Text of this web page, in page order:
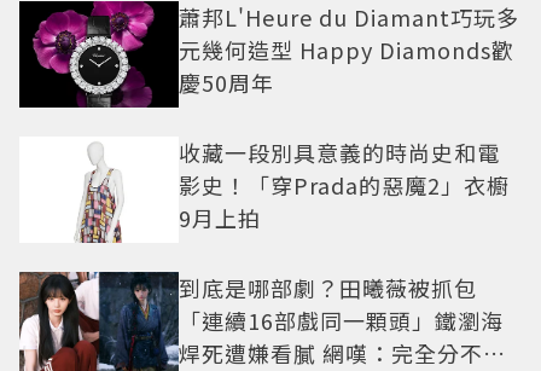
蕭邦L'Heure du Diamant巧玩多
元幾何造型 Happy Diamonds歡
慶50周年
收藏一段別具意義的時尚史和電
影史！「穿Prada的惡魔2」衣櫥
9月上拍
到底是哪部劇？田曦薇被抓包
「連續16部戲同一顆頭」鐵瀏海
焊死遭嫌看膩 網嘆：完全分不出